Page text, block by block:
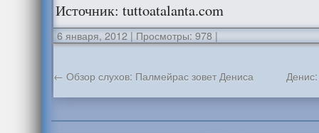
Источник: tuttoatalanta.com
6 января, 2012 | Просмотры: 978|
← Обзор слухов: Палмейрас зовет Дениса